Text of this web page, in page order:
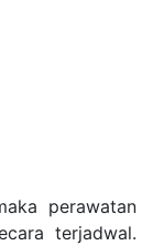
perawatan
terjadwal.